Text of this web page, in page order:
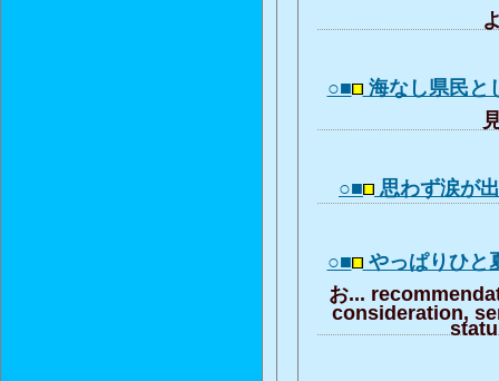
○■ 海なし県民
○■ 思わず涙が
○■ やっぱりひ
お...
consideration,